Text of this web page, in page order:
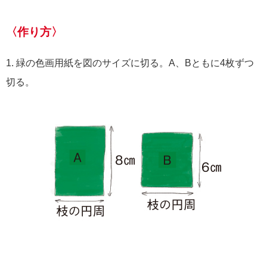
〈作り方〉
1. 緑の色画用紙を図のサイズに切る。A、Bともに4枚ずつ
切る。